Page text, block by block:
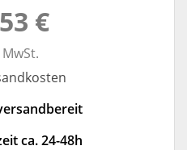
€
ca. 24-48h